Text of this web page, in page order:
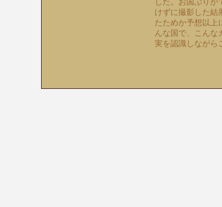
した。お国ぶりが
けずに撮影した結
たためか予想以上
んな国で、こんな
実を認識しながら